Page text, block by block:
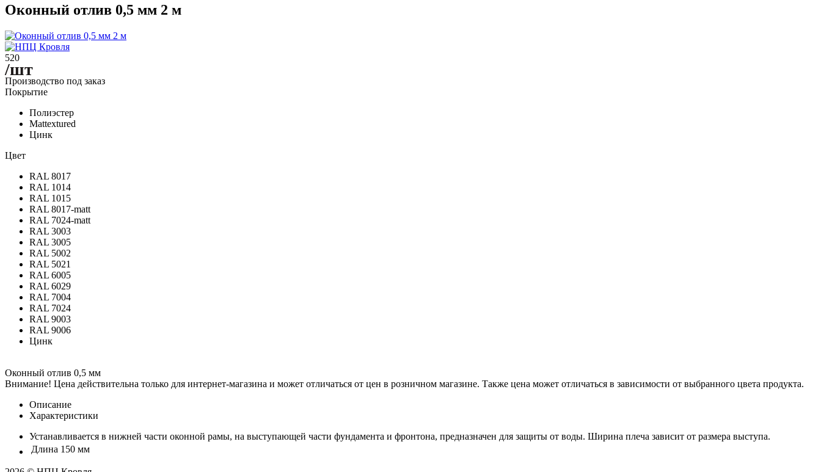
Оконный отлив 0,5 мм 2 м
520
/шт
Производство под заказ
Покрытие
Полиэстер
Mattextured
Цинк
Цвет
RAL 8017
RAL 1014
RAL 1015
RAL 8017-matt
RAL 7024-matt
RAL 3003
RAL 3005
RAL 5002
RAL 5021
RAL 6005
RAL 6029
RAL 7004
RAL 7024
RAL 9003
RAL 9006
Цинк
Оконный отлив 0,5 мм
Внимание! Цена действительна только для интернет-магазина и может отличаться от цен в розничном магазине. Также цена может отличаться в зависимости от выбранного цвета продукта.
Описание
Характеристики
Устанавливается в нижней части оконной рамы, на выступающей части фундамента и фронтона, предназначен для защиты от воды. Ширина плеча зависит от размера выступа.
Длина 150 мм